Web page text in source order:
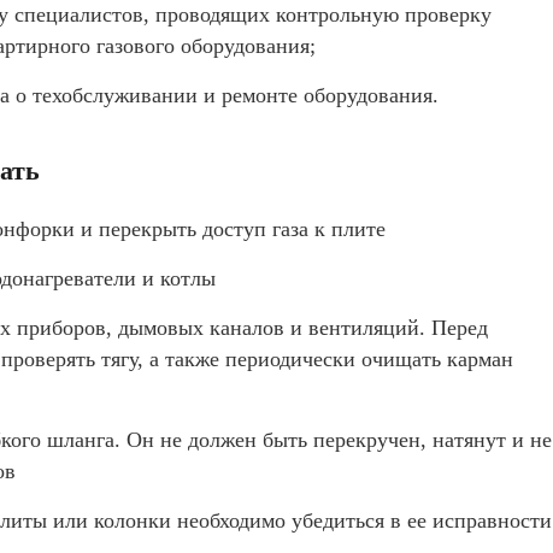
проводящих контрольную проверку
газового оборудования;
техобслуживании и ремонте оборудования.
и перекрыть доступ газа к плите
и котлы
приборов, дымовых каналов и вентиляций. Перед
тягу, а также периодически очищать карман
шланга. Он не должен быть перекручен, натянут и не
или колонки необходимо убедиться в ее исправности